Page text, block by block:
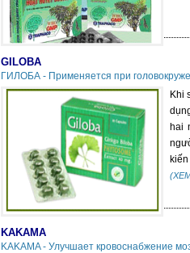
GILOBA
ГИЛОБА - Применяется при
Khi
hai
KAKAMA
KAKAMA - Улучшает кровоснабжение